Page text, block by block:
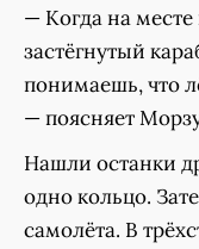
— Когда на
застёгнутый
понимаешь, что
— поясняет
Нашли останки
одно кольцо.
самолёта. В